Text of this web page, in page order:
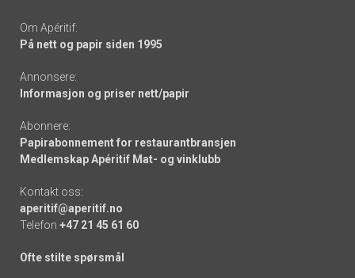
Om Apéritif:
På nett og papir siden 1995
Annonsere:
Informasjon og priser nett/papir
Abonnere:
Papirabonnement for restaurantbransjen
Medlemskap Apéritif Mat- og vinklubb
Kontakt oss:
aperitif@aperitif.no
Telefon +47 21 45 61 60
Ofte stilte spørsmål